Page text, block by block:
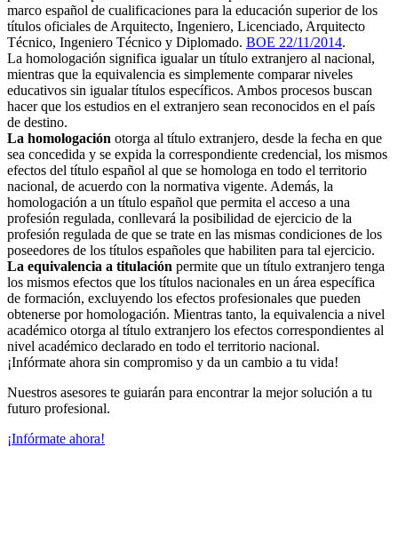
marco español de cualificaciones para la educación superior de los
títulos oficiales de Arquitecto, Ingeniero, Licenciado, Arquitecto
Técnico, Ingeniero Técnico y Diplomado. BOE 22/11/2014.
La homologación significa igualar un título extranjero al nacional,
mientras que la equivalencia es simplemente comparar niveles
educativos sin igualar títulos específicos. Ambos procesos buscan
hacer que los estudios en el extranjero sean reconocidos en el país
de destino.
La homologación otorga al título extranjero, desde la fecha en que
sea concedida y se expida la correspondiente credencial, los mismos
efectos del título español al que se homologa en todo el territorio
nacional, de acuerdo con la normativa vigente. Además, la
homologación a un título español que permita el acceso a una
profesión regulada, conllevará la posibilidad de ejercicio de la
profesión regulada de que se trate en las mismas condiciones de los
poseedores de los títulos españoles que habiliten para tal ejercicio.
La equivalencia a titulación permite que un título extranjero tenga
los mismos efectos que los títulos nacionales en un área específica
de formación, excluyendo los efectos profesionales que pueden
obtenerse por homologación. Mientras tanto, la equivalencia a nivel
académico otorga al título extranjero los efectos correspondientes al
nivel académico declarado en todo el territorio nacional.
¡Infórmate ahora sin compromiso y da un cambio a tu vida!
Nuestros asesores te guiarán para encontrar la mejor solución a tu
futuro profesional.
¡Infórmate ahora!